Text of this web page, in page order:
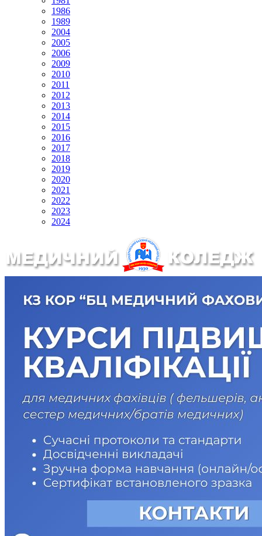
1986
1989
2004
2005
2006
2009
2010
2011
2012
2013
2014
2015
2016
2017
2018
2019
2020
2021
2022
2023
2024